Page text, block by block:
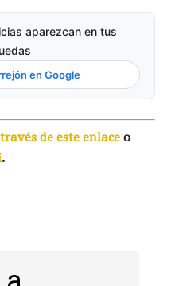
aparezcan en tus
en Google
de este enlace o
.